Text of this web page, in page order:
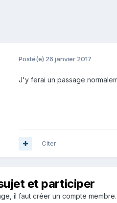
Posté(e) 26 janvier 2017
J'y ferai un passage
Citer
et participer
il faut créer un compte